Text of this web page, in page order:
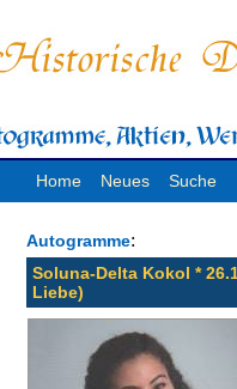
Home Neues Suche
Autogramme:
Soluna-Delta Kokol *
Liebe)